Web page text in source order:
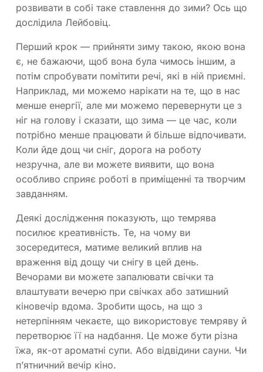
розвивати в собі таке ставлення до зими? Ось що
дослідила Лейбовіц.
Перший крок — прийняти зиму такою, якою вона
є, не бажаючи, щоб вона була чимось іншим, а
потім спробувати помітити речі, які в ній приємні.
Наприклад, ми можемо нарікати на те, що в нас
менше енергії, але ми можемо перевернути це з
ніг на голову і сказати, що зима — це час, коли
потрібно менше працювати й більше відпочивати.
Коли йде дощ чи сніг, дорога на роботу
незручна, але ви можете виявити, що вона
особливо сприяє роботі в приміщенні та творчим
завданням.
Деякі дослідження показують, що темрява
посилює креативність. Те, на чому ви
зосередитеся, матиме великий вплив на
враження від дощу чи снігу в цей день.
Вечорами ви можете запалювати свічки та
влаштувати вечерю при свічках або затишний
кіновечір вдома. Зробити щось, на що з
нетерпінням чекаєте, що використовує темряву й
перетворює її на надбання. Це може бути різна
їжа, як-от ароматні супи. Або відвідини сауни. Чи
п’ятничний вечір кіно.